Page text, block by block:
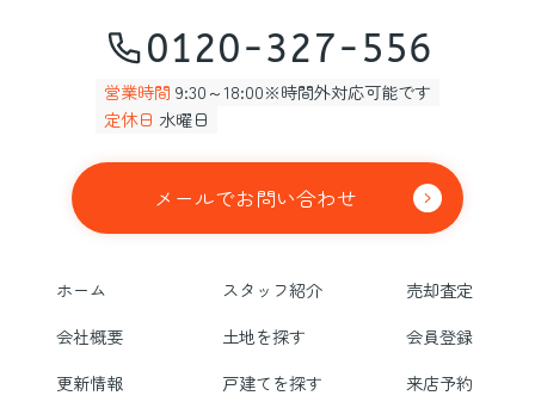
0120-327-556
営業時間 9:30～18:00※時間外対応可能です
定休日 水曜日
メールでお問い合わせ
ホーム スタッフ紹介
売却査定
会社概要
土地を探す
会員登録
更新情報
戸建てを探す
来店予約